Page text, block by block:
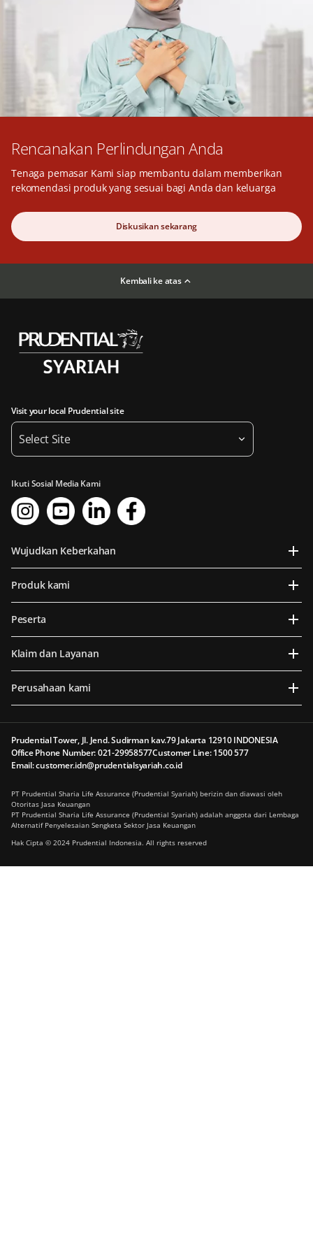
Rencanakan Perlindungan Anda
Tenaga pemasar Kami siap membantu dalam memberikan
rekomendasi produk yang sesuai bagi Anda dan keluarga
Diskusikan sekarang
Kembali ke atas
Visit your local Prudential site
Select Site
Ikuti Sosial Media Kami
Wujudkan Keberkahan
Produk kami
Peserta
Klaim dan Layanan
Perusahaan kami
Prudential Tower, Jl. Jend. Sudirman kav.79 Jakarta 12910 INDONESIA
Office Phone Number: 021-29958577Customer Line: 1500 577
Email: customer.idn@prudentialsyariah.co.id
PT Prudential Sharia Life Assurance (Prudential Syariah) berizin dan diawasi oleh
Otoritas Jasa Keuangan
PT Prudential Sharia Life Assurance (Prudential Syariah) adalah anggota dari Lembaga
Alternatif Penyelesaian Sengketa Sektor Jasa Keuangan
Hak Cipta © 2024 Prudential Indonesia. All rights reserved